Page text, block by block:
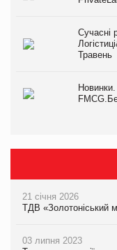
Сучасні
Травень
21 січня 2026
ТДВ «Золотоніський
03 липня 2023